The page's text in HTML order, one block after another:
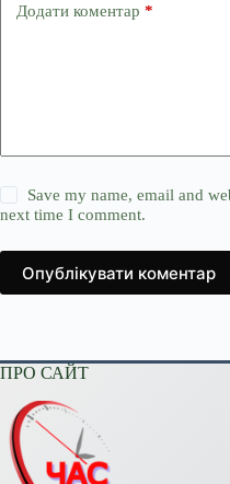
Додати коментар *
Save my name, email and
next time I comment.
Опублікувати коментар
ПРО САЙТ